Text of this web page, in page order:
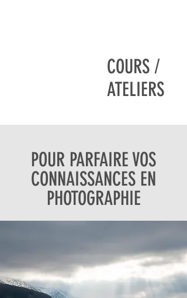
COURS /
ATELIERS
POUR PARFAIRE VOS
CONNAISSANCES EN
PHOTOGRAPHIE